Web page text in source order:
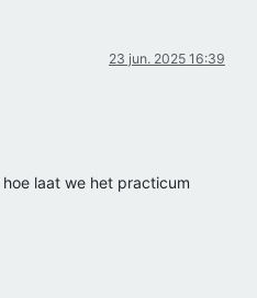
23 jun. 2025 16:39
laat we het practicum